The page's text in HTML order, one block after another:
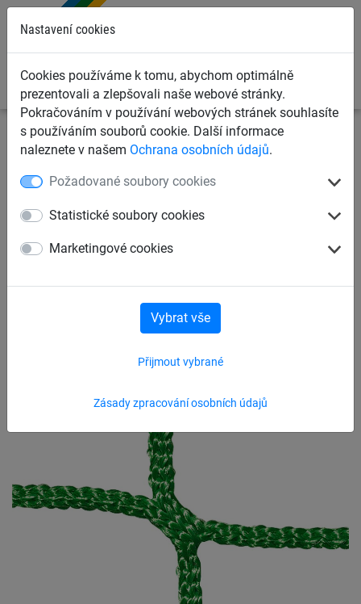
Nastavení cookies
Cookies používáme k tomu, abychom optimálně
prezentovali a zlepšovali naše webové stránky.
Pokračováním v používání webových stránek souhlasíte
s používáním souborů cookie. Další informace
naleznete v našem Ochrana osobních údajů.
Požadované soubory cookies
Statistické soubory cookies
Marketingové cookies
Zásady zpracování osobních údajů
Přijmout vybrané
Vybrat vše
Ochranné sítě a plachty
Kontejnerové sítě a plachty pro
Krycí sítě pro přívěsy, PP 4
mm , oko 100 mm